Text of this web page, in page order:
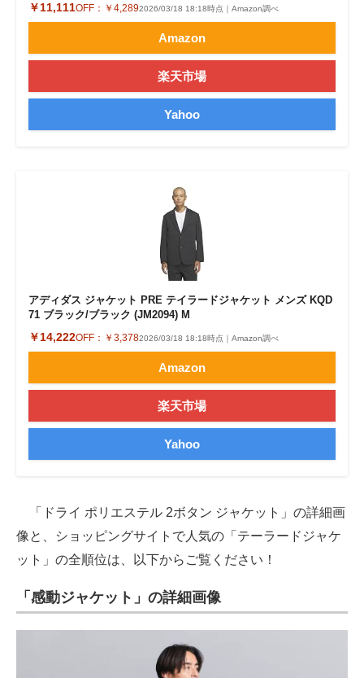
￥11,111OFF： ￥4,2892026/03/18 18:18時点｜Amazon調べ
Amazon
楽天市場
Yahoo
アディダス ジャケット PRE テイラードジャケット メンズ KQD
71 ブラック/ブラック (JM2094) M
￥14,222OFF： ￥3,3782026/03/18 18:18時点｜Amazon調べ
Amazon
楽天市場
Yahoo
「ドライ ポリエステル 2ボタン ジャケット」の詳細画
像と、ショッピングサイトで人気の「テーラードジャケ
ット」の全順位は、以下からご覧ください！
「感動ジャケット」の詳細画像